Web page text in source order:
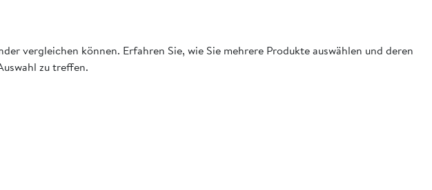
vergleichen können. Erfahren Sie, wie Sie mehrere Produkte auswählen und deren
zu treffen.